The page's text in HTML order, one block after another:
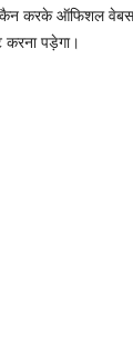
करके ऑफिशल
करना पड़ेगा।